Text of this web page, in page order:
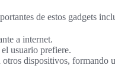
de estos gadgets
a internet.
usuario prefiere.
otros dispositivos, formando